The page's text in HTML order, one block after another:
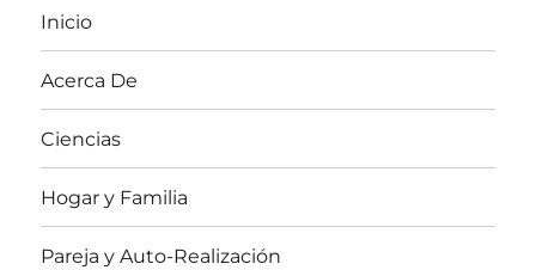
Inicio
Acerca De
Ciencias
Hogar y Familia
Pareja y Auto-Realización